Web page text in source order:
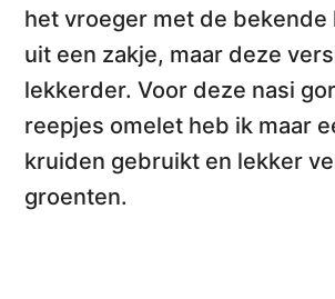
het vroeger met de bekende
uit een zakje, maar deze
lekkerder. Voor deze nasi
reepjes omelet heb ik maar
kruiden gebruikt en lekker
groenten.